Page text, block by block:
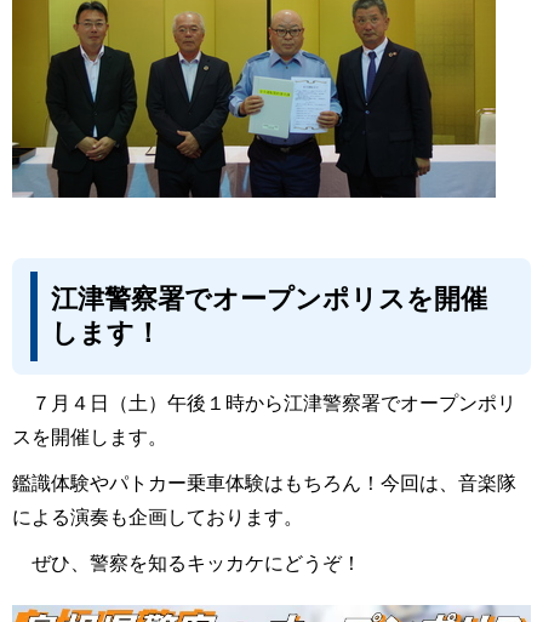
江津警察署でオープンポリスを開催
します！
７月４日（土）午後１時から江津警察署でオープンポリ
スを開催します。
鑑識体験やパトカー乗車体験はもちろん！今回は、音楽隊
による演奏も企画しております。
ぜひ、警察を知るキッカケにどうぞ！